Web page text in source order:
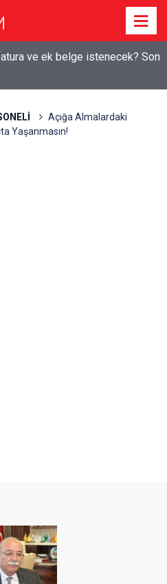
ve ek belge istenecek? Son
Açığa Almalardaki
Yaşanmasın!